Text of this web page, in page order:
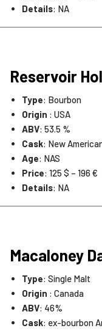
Details: NA
Reservoir
Type: Bourbon
Origin : USA
ABV: 53.5 %
Cask: New
Age: NAS
Price: 125 $ – 196 €
Details: NA
Macaloney
Type: Single Malt
Origin : Canada
ABV: 46%
Cask: ex-bourbon